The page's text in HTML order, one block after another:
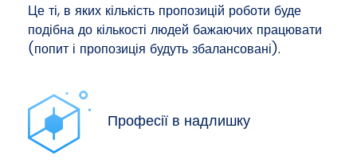
Це ті, в яких кількість пропозицій роботи буде
подібна до кількості людей бажаючих працювати
(попит і пропозиція будуть збалансовані).
Професії в надлишку